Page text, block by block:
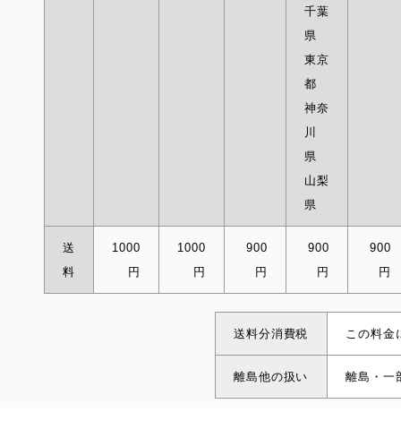
千葉
県
東京
都
神奈
川
県
山梨
県
送
料
1000
円
1000
円
900
円
900
円
900
円
送料分消費税 この料金
離島他の扱い 離島・一